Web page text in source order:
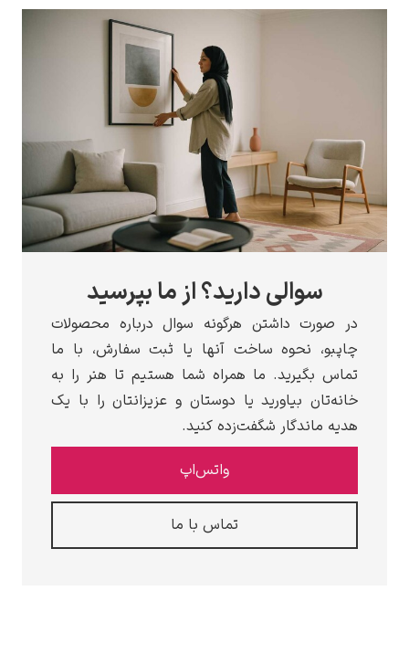
سوالی دارید؟ از ما بپرسید
در صورت داشتن هرگونه سوال درباره محصولات
چاپبو، نحوه ساخت آنها یا ثبت سفارش، با ما
تماس بگیرید. ما همراه شما هستیم تا هنر را به
خانه‌تان بیاورید یا دوستان و عزیزانتان را با یک
هدیه ماندگار شگفت‌زده کنید.
واتس‌اپ
تماس با ما